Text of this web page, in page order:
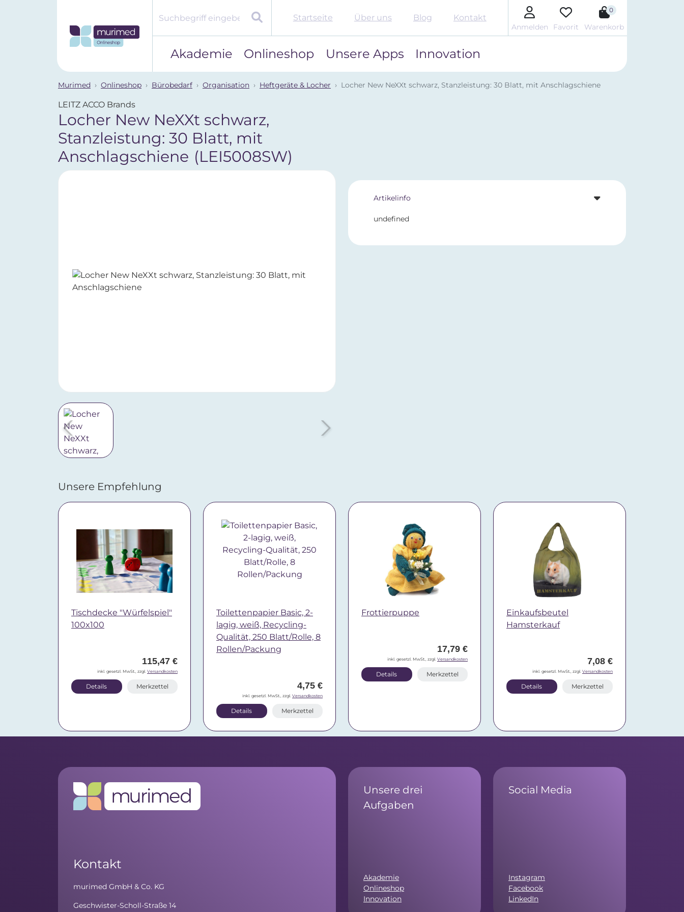
Startseite Über uns Blog Kontakt
Anmelden Favorit
0
Warenkorb
Akademie Onlineshop Unsere Apps Innovation
Murimed Onlineshop Bürobedarf Organisation Heftgeräte & Locher Locher New NeXXt schwarz, Stanzleistung: 30 Blatt, mit Anschlagschiene
LEITZ ACCO Brands
Locher New NeXXt schwarz,
Stanzleistung: 30 Blatt, mit
Anschlagschiene (LEI5008SW)
Artikelinfo
undefined
Unsere Empfehlung
Tischdecke "Würfelspiel"
100x100
115,47 €
inkl. gesetzl. MwSt., zzgl. Versandkosten
Details Merkzettel
Toilettenpapier Basic, 2-
lagig, weiß, Recycling-
Qualität, 250 Blatt/Rolle, 8
Rollen/Packung
4,75 €
inkl. gesetzl. MwSt., zzgl. Versandkosten
Details Merkzettel
Frottierpuppe
17,79 €
inkl. gesetzl. MwSt., zzgl. Versandkosten
Details Merkzettel
Einkaufsbeutel
Hamsterkauf
7,08 €
inkl. gesetzl. MwSt., zzgl. Versandkosten
Details Merkzettel
Kontakt
murimed GmbH & Co. KG
Geschwister-Scholl-Straße 14
Unsere drei
Aufgaben
Akademie
Onlineshop
Innovation
Social Media
Instagram
Facebook
LinkedIn